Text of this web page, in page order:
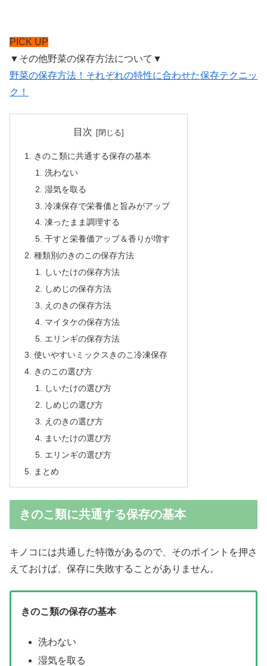
PICK UP
▼その他野菜の保存方法について▼
野菜の保存方法！それぞれの特性に合わせた保存テクニッ
ク！
目次
きのこ類に共通する保存の基本
洗わない
湿気を取る
冷凍保存で栄養価と旨みがアップ
凍ったまま調理する
干すと栄養価アップ＆香りが増す
種類別のきのこの保存方法
しいたけの保存方法
しめじの保存方法
えのきの保存方法
マイタケの保存方法
エリンギの保存方法
使いやすいミックスきのこ冷凍保存
きのこの選び方
しいたけの選び方
しめじの選び方
えのきの選び方
まいたけの選び方
エリンギの選び方
まとめ
きのこ類に共通する保存の基本
キノコには共通した特徴があるので、そのポイントを押さ
えておけば、保存に失敗することがありません。
きのこ類の保存の基本
洗わない
湿気を取る